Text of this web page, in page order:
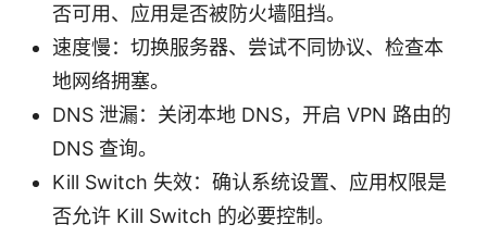
否可用、应用是否被防火墙阻挡。
速度慢：切换服务器、尝试不同协议、检查本
地网络拥塞。
DNS 泄漏：关闭本地 DNS，开启 VPN 路由的
DNS 查询。
Kill Switch 失效：确认系统设置、应用权限是
否允许 Kill Switch 的必要控制。